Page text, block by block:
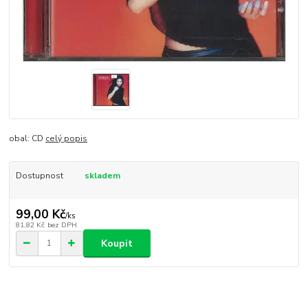
obal: CD celý popis
Dostupnost skladem
99,00 Kč/ks
81,82 Kč bez DPH
Koupit